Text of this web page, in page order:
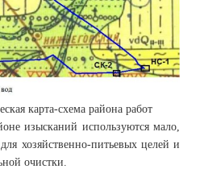
карта-схема района работ
изысканий используются мало,
хозяйственно-питьевых целей и
очистки.